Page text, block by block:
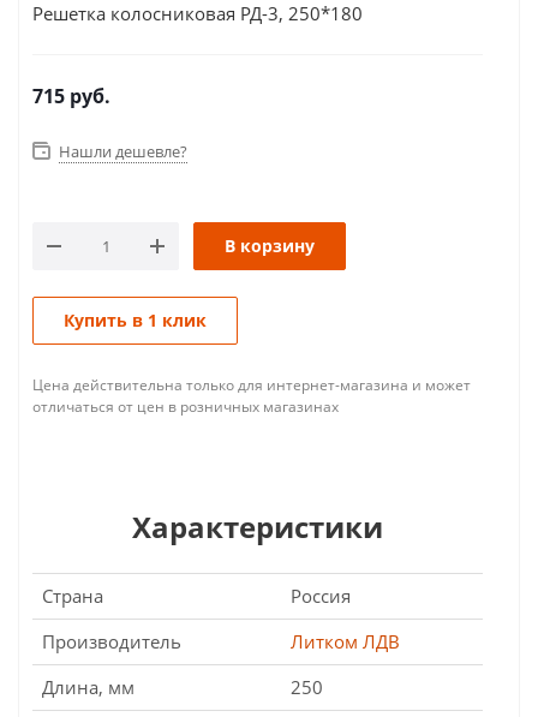
Решетка колосниковая РД-3, 250*180
715 руб.
Нашли дешевле?
В корзину
Купить в 1 клик
Цена действительна только для интернет-магазина и может
отличаться от цен в розничных магазинах
Характеристики
Страна
Россия
Производитель
Литком ЛДВ
Длина, мм
250